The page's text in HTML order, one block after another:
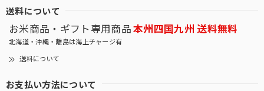
送料について
お米商品・ギフト専用商品 本州四国九州 送料無料
北海道・沖縄・離島は海上チャージ有
送料について
お支払い方法について